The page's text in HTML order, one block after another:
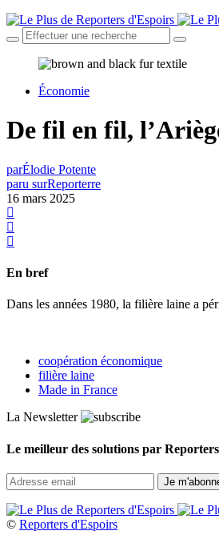
Économie
De fil en fil,
parÉlodie Potente
paru surReporterre
16 mars 2025
En bref
Dans les années 1980, la filière laine a
coopération économique
filière laine
Made in France
La Newsletter
Le meilleur des solutions par
© Reporters d'Espoirs